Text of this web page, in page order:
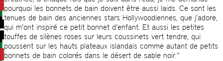
pourquoi les bonnets de bain doivent être aussi laids. Ce sont les
tenues de bain des anciennes stars Hollywoodiennes, que j’adore,
qui m’ont inspiré ce petit bonnet d’enfant. Et aussi les petites
touffes de silènes roses sur leurs coussinets vert tendre, qui
poussent sur les hauts plateaux islandais comme autant de petits
bonnets de bain colorés dans le désert de sable noir.”